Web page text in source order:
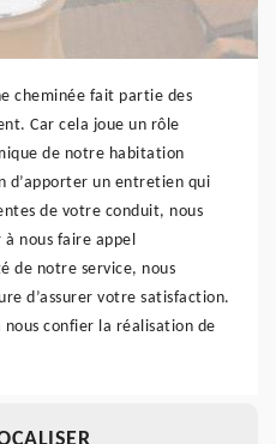
cheminée fait partie des
Car cela joue un rôle
de notre habitation
d’apporter un entretien qui
de votre conduit, nous
à nous faire appel
de notre service, nous
d’assurer votre satisfaction.
confier la réalisation de